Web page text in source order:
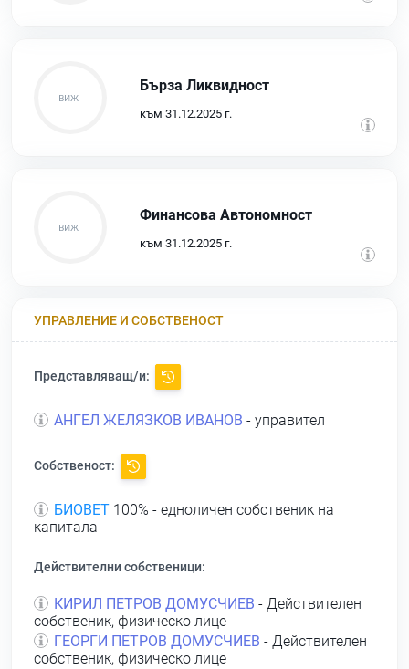
Бърза Ликвидност
към 31.12.2025 г.
Финансова Автономност
към 31.12.2025 г.
УПРАВЛЕНИЕ И СОБСТВЕНОСТ
Представляващ/и:
АНГЕЛ ЖЕЛЯЗКОВ ИВАНОВ - управител
Собственост:
БИОВЕТ 100% - едноличен собственик на
капитала
Действителни собственици:
КИРИЛ ПЕТРОВ ДОМУСЧИЕВ - Действителен
собственик, физическо лице
ГЕОРГИ ПЕТРОВ ДОМУСЧИЕВ - Действителен
собственик, физическо лице